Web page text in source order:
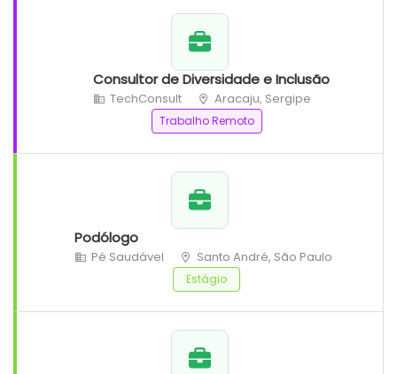
Consultor de Diversidade e Inclusão
TechConsult Aracaju, Sergipe
Trabalho Remoto
Podólogo
Pé Saudável Santo André, São Paulo
Estágio